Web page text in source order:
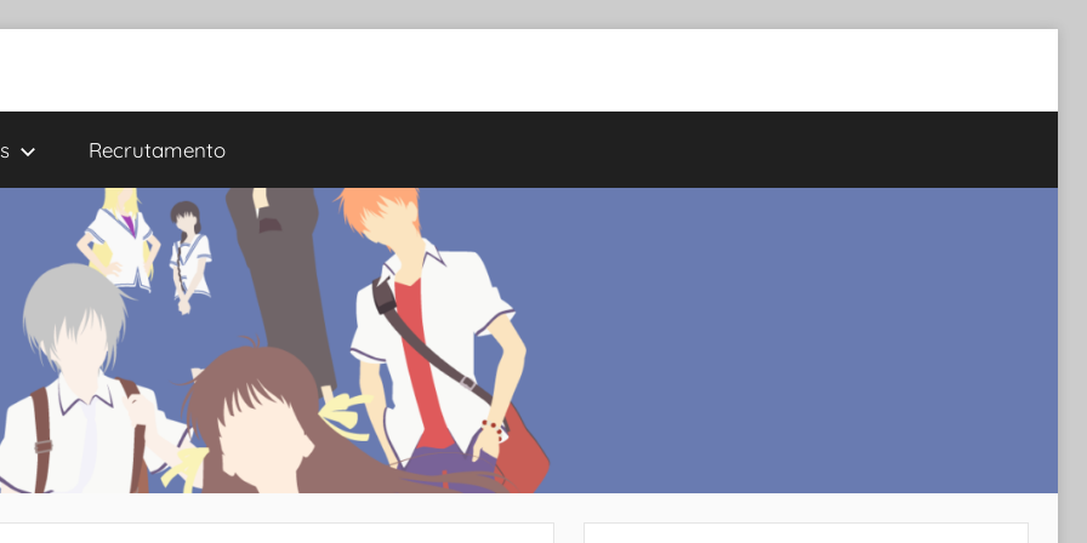
Recrutamento